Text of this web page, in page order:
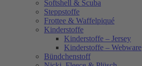
Softshell & Scuba
Steppstoffe
Frottee & Waffelpiqué
Kinderstoffe
Kinderstoffe – Jersey
Kinderstoffe – Webware
Bündchenstoff